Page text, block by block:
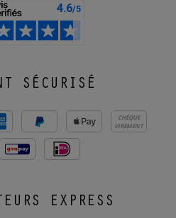
SÉCURISÉ
CHÈQUE
VIREMENT
EXPRESS